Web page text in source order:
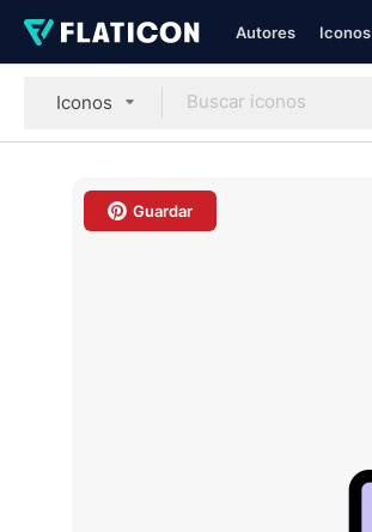
Autores Iconos
Iconos
Guardar